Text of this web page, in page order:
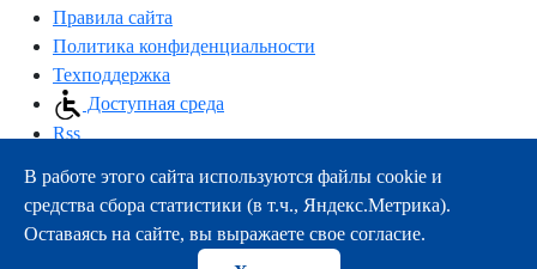
Правила сайта
Политика конфиденциальности
Техподдержка
Доступная среда
Rss
163000, г.Архангельск, пр-т Троицкий, 51
тел.:+7 (8182) 21-11-63
e-mail:info@nsmu.ru
В работе этого сайта используются файлы cookie и
средства сбора статистики (в т.ч., Яндекс.Метрика).
Оставаясь на сайте, вы выражаете свое согласие.